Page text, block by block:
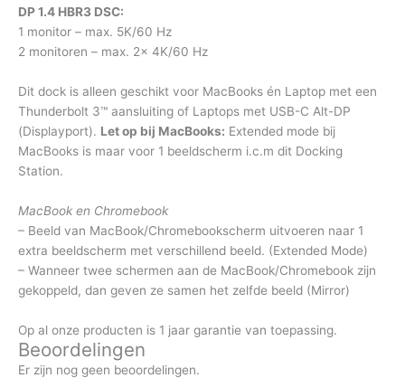
DP 1.4 HBR3 DSC:
1 monitor – max. 5K/60 Hz
2 monitoren – max. 2x 4K/60 Hz
Dit dock is alleen geschikt voor MacBooks én Laptop met een
Thunderbolt 3™ aansluiting of Laptops met USB-C Alt-DP
(Displayport). Let op bij MacBooks: Extended mode bij
MacBooks is maar voor 1 beeldscherm i.c.m dit Docking
Station.
MacBook en Chromebook
– Beeld van MacBook/Chromebookscherm uitvoeren naar 1
extra beeldscherm met verschillend beeld. (Extended Mode)
– Wanneer twee schermen aan de MacBook/Chromebook zijn
gekoppeld, dan geven ze samen het zelfde beeld (Mirror)
Op al onze producten is 1 jaar garantie van toepassing.
Beoordelingen
Er zijn nog geen beoordelingen.